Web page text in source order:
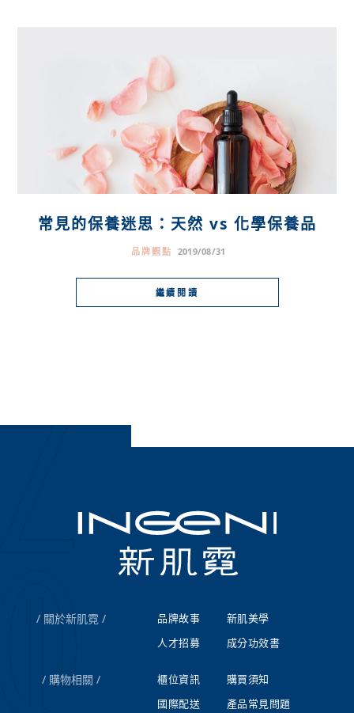
常見的保養迷思：天然 vs 化學保養品
品牌觀點 2019/08/31
繼續閱讀
關於新肌霓 品牌故事
新肌美學
人才招募
成分功效書
購物相關 櫃位資訊
購買須知
國際配送
產品常見問題